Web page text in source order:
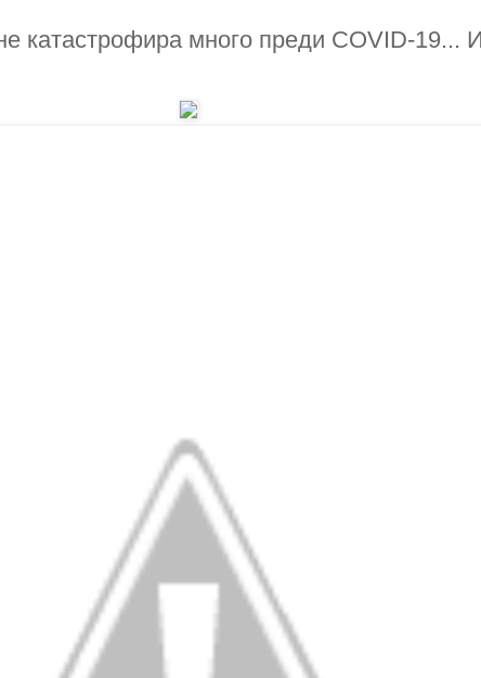
катастрофира много преди COVID-19...